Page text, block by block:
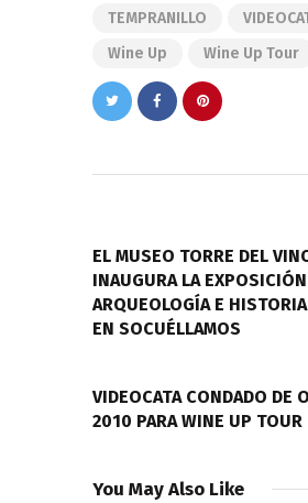
TEMPRANILLO
Wine Up
Wine Up Tour
entradas
EL MUSEO TORRE DEL
INAUGURA LA
ARQUEOLOGÍA E
EN SOCUÉLLAMOS
VIDEOCATA CONDADO DE
2010 PARA WINE UP TOUR
You May Also Like